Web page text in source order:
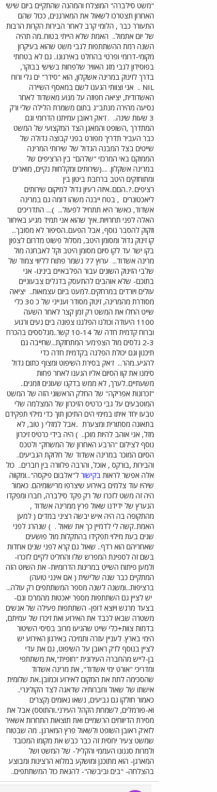
"משט סילברה" המוצלח והמהנה שהתקיים ביום שישי
האחרון תצטרכו לשאול את המארגנים, ככול שהם
התעורר כבר , הלומי קרב לאחר הבירות הקרות הרבות
של יום אתמול.. האמת שלא הייתי בטוח..מה תהיה
השנה רמת ההשתתפות לגבי משט שהוא בעיקרון
מקומי-דרומי ופרטי בהחלט באירגונו.. גם לא בטחתי
בפוסידון לגבי מזג האוויר שלפחות בשישי בבוקר,
בדרך לזינוק במרינה אשקלון, הוא "סידר" ים גלי ורוח
NIL ..
אני וצוותי הגענו לשם במאסף השיירה
האשדודית, יציאה חפוזה על מנוע מאשדוד לאחר
נסיעה מהירה מנתב"ג בתום משמרת הלילה שלי ורק
3 שעות שינה..
. ז'אק ראובן עמיתנו הדרומי וגם
המתדרך ,השופט והמאגן הצד המקצועי של המשט
כבר העביר תדריך מפורט בפני קבוצה גדולה של
שייטים בצל המבנה הגדול של שירותי המרינה
הממוקם באי המרכזי "שלהם" בין הרציפים של
במרינה אשקלון. ....(שירותים ומקלחות נקיים, מוארים
ומתוחזקים היטב ברחבת ביטון בין
רציפים..?..הםם..איזה רעיון גדול למיקום שירותים
ליאכטונרים , בטח ייבנה משהו דומה גם במרינה
אשדוד, כאשר היא תתחיל לפעול... ).... התדריכים
האלה לפני תחרויות..איך שהוא אני תמיד מגיע באיחור
וזקוק להסבר נוסף, אבל הפעם..הסיפור לא מסובך...
קו זינוק גדול ומסומן היטב, מסלול פשוט מדרום לצפון
בקו ישר עד לקו סיום מסומן היטב וקל לאבחנה מול
מרינה אשדוד...
ערוץ 77 נשמר פתוח לליווי צמוד של
שלבי הזינוק השונים עבור הפלבאיים בינינו- אני
בתוכם- שלא אוהבים להתעסק בדגלים צבעוניים
עולים ויורדים במרחקים..למעט ביום עצמאות.. יציאה
מסודרת מהמרינה, זינוק מסודר וענייני של כ 30 כלי
שייט החלו את המשט רק זמן קצר לאחר השעה
1100 היעודה וכולנו הפלגנו צפונה בים נעים ורגוע
וברוח קדמית חדה של 10-14 קשר..מגלססים בהכרח
2-3 גלסים מול הצפ'מע' המתחזקת...שחייבה גם
תיכנון וגם יכולת הפלגה בקדמית חדה כדי
להגיע..מהר... ז'אק בסירת השיפוט ומצוף כתום גדול
סימנו את קוו הסיום אליו הגענו לאחר פחות
משעתיים..לערך, לא ממש בדקנו שעונים וזמנים..
"זכרונות אפריקה" של החלק הראשוני הזה של המשט
המוטבעים על גבי כרטיס הזיכרון של המצלמה שלי
טבעו יחד איתו במימי הים התיכון תוך כדי מילוי תפקידם
בתאונה מסתורית ומצערת ..אבל למזלי ( טוב, לא
מזל, אני אוהב להיות מוכן.. ) היה בידי כרטיס זיכרון
נוסף לצילום "הרבע האחרון של המשחק" ולטכס
הסיום המוכר במרינה אשדוד של חלוקת הגביעים..
והבירות ,בורקס , אוכל, והרבה פלוורה בין חברים.. כול
אלה אפשר לראות בקישור ל"אלבום פיקסה"...ומקווה
שיהיו עוד צלמים באירוע שיצרפו מרישומיהם. כאמור
היה זה משט לזכרו של רק פקד סילברה, חברו ומפקדו
הנערץ של ידידנו שאול פרץ ממרינה אשדוד ,
מהתקופה בה היה איש יבשה רציני במדים ( למען
האמת..קשה לי לדמיין כך את שאול . ) שנהרג לפני
שנים בעת מילוי תפקידו בהתקלות מול פושעים
שאחריהם הוא רדף.. שאול גם קרא לפני שנים אחדות
בשם זה לספינת המפרש שלו והחליט לקיים לזכרו-
ולמען פיתוח השייט במרינות הדרומיות- את השיוט הזה
המתקיים כבר שנה שלישית ( אם אינני טועה)
ברציפות...ומשנה לשנה מספר המשתתפים רק עולה...
יש לציין גם השתתפות מספר יאכטות מהמרכז וגם-
בצעד מרגש ויוצא דופן- השתתפות פעילה של אנשים
משטרה שבאו לכבד את האירוע ואת זיכרו של עמיתם,
בדמות צוות+כלי שייט שהגיעו מרוב בסיסי השיטור
הימי בארץ. לעניין עזרה ותמיכה באירגון האירוע יש
לציין בנוסף לז'ק ראובן על השיפוט, גם את עדי
בן-לייש מהחברה העירונית "חופית",את משתתפי
ומדריכי "אורט ימי אשדוד", את מרינה אשדוד
שהסכימה לתת את המקום לאירוע וכמובן..את שלומית
אישתו של שאול וחברותיה שדאגה לצד הקולינרי..
כאמור חולקו גם גביעים, נשאו נאומים (קצרים
וא-פורמלים, לשמחת הקהל העירני..והתוסס) אבל את
מסירת הדיווחים הרשמיים ואת תוצאות התחרות אשאיר
לזא'ק ראובן השופט ולשאול פרץ המארגן.. מה שבטוח
שמשט צעיר יחסית זה כבר כבש את מקומו המכובד
ולמרות סגנונו העממי והקליל- של המשט ושל
המארגן- הוא מתוכנן ומושקע במלוא הרצינות ומבוצע
בהצלחה- "בים וביבשה"- להנאת כול המשתתפים..